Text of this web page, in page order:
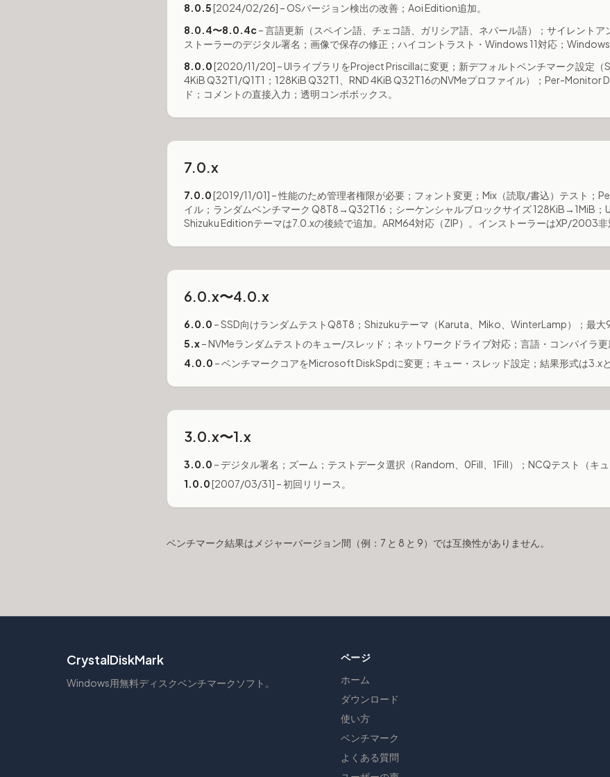
8.0.5[2024/02/26] – OSバージョン検出の改善；Aoi Edition追加。
8.0.4〜8.0.4c– 言語更新（スペイン語、チェコ語、ガリシア語、ネパール語）；サイレント
ストーラーのデジタル署名；画像で保存の修正；ハイコントラスト・Windows 11対応；
8.0.0[2020/11/20] – UIライブラリをProject Priscillaに変更；新デフォルトベンチマーク設定（
4KiB Q32T1/Q1T1；128KiB Q32T1、RND 4KiB Q32T16のNVMeプロファイル）；Per-Monitor
ド；コメントの直接入力；透明コンボボックス。
7.0.x
7.0.0[2019/11/01] – 性能のため管理者権限が必要；フォント変更；Mix（読取/書込）テスト；
イル；ランダムベンチマーク Q8T8→Q32T16；シーケンシャルブロックサイズ 128KiB→1MiB；
Shizuku Editionテーマは7.0.xの後続で追加。ARM64対応（ZIP）。インストーラーはXP/2003非
6.0.x〜4.0.x
6.0.0 – SSD向けランダムテストQ8T8；Shizukuテーマ（Karuta、Miko、WinterLamp）；最大
5.x– NVMeランダムテストのキュー/スレッド；ネットワークドライブ対応；言語・コンパイラ更
4.0.0 – ベンチマークコアをMicrosoft DiskSpdに変更；キュー・スレッド設定；結果形式は3.xと
3.0.x〜1.x
3.0.0 – デジタル署名；ズーム；テストデータ選択（Random、0Fill、1Fill）；NCQテスト（キュ
1.0.0[2007/03/31] – 初回リリース。
ベンチマーク結果はメジャーバージョン間（例：7 と 8 と 9）では互換性がありません。
CrystalDiskMark
Windows用無料ディスクベンチマークソフト。
ページ
ホーム
ダウンロード
使い方
ベンチマーク
よくある質問